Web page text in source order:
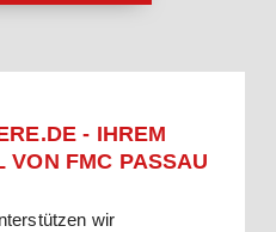
- IHREM
VON FMC PASSAU
wir